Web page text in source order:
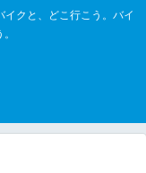
クと、どこ行こう。バイ